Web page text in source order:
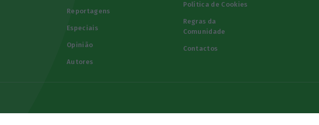
Reportagens
Especiais
Opinião
Autores
Política de Cookies
Regras da
Comunidade
Contactos